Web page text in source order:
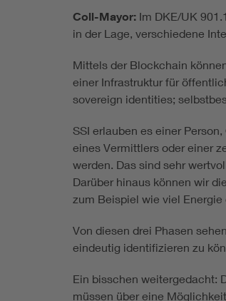
Coll-Mayor: Im DKE/UK
in der Lage, verschiedene
Mittels der Blockchain
einer Infrastruktur für
sovereign identities;
SSI erlauben es einer
eines Vermittlers oder einer
werden. Das sind sehr
Darüber hinaus können wir
zum Beispiel wie viel
Von diesen drei Phasen
eindeutig identifizieren zu
Ein bisschen weitergedacht:
müssen über eine